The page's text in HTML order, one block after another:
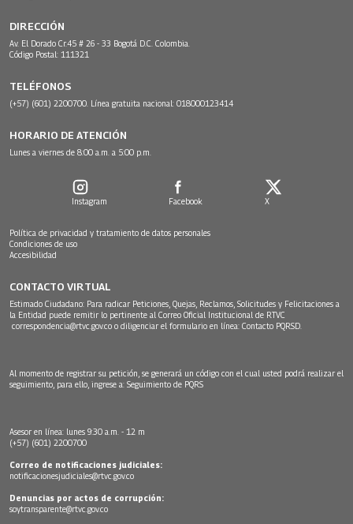
DIRECCIÓN
Av. El Dorado Cr.45 # 26 - 33 Bogotá D.C. Colombia.
Código Postal: 111321
TELÉFONOS
(+57) (601) 2200700. Línea gratuita nacional: 018000123414
HORARIO DE ATENCIÓN
Lunes a viernes de 8:00 a.m. a 5:00 p.m.
Instagram Facebook X
Política de privacidad y tratamiento de datos personales
Condiciones de uso
Accesibilidad
CONTACTO VIRTUAL
Estimado Ciudadano: Para radicar Peticiones, Quejas, Reclamos, Solicitudes y Felicitaciones a
la Entidad puede remitir lo pertinente al Correo Oficial Institucional de RTVC
correspondencia@rtvc.gov.co o diligenciar el formulario en línea: Contacto PQRSD.
Al momento de registrar su petición, se generará un código con el cual usted podrá realizar el
seguimiento, para ello, ingrese a: Seguimiento de PQRS
Asesor en línea: lunes 9:30 a.m. - 12 m
(+57) (601) 2200700
Correo de notificaciones judiciales:
notificacionesjudiciales@rtvc.gov.co
Denuncias por actos de corrupción:
soytransparente@rtvc.gov.co